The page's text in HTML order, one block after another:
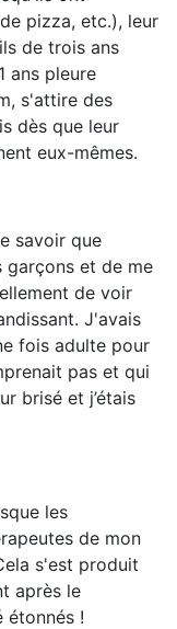
pizza, etc.), leur
de trois ans
ans pleure
s'attire des
dès que leur
eux-mêmes.
savoir que
garçons et de me
de voir
J'avais
fois adulte pour
pas et qui
brisé et j’étais
les
de mon
s'est produit
après le
étonnés !